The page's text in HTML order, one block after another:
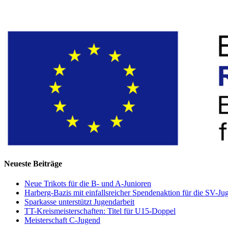
Neueste Beiträge
Neue Trikots für die B- und A-Junioren
Harberg-Bazis mit einfallsreicher Spendenaktion für die SV-
Sparkasse unterstützt Jugendarbeit
TT-Kreismeisterschaften: Titel für U15-Doppel
Meisterschaft C-Jugend